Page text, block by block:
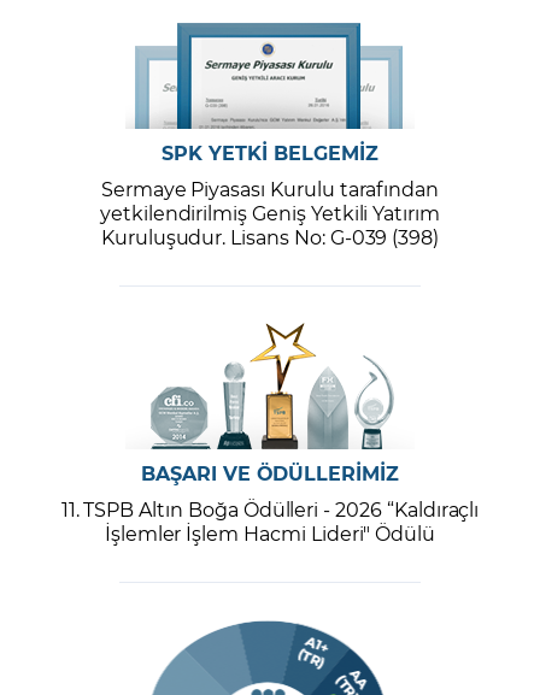
SPK YETKİ BELGEMİZ
Sermaye Piyasası Kurulu tarafından
yetkilendirilmiş Geniş Yetkili Yatırım
Kuruluşudur. Lisans No: G-039 (398)
BAŞARI VE ÖDÜLLERİMİZ
11. TSPB Altın Boğa Ödülleri - 2026 “Kaldıraçlı
İşlemler İşlem Hacmi Lideri" Ödülü